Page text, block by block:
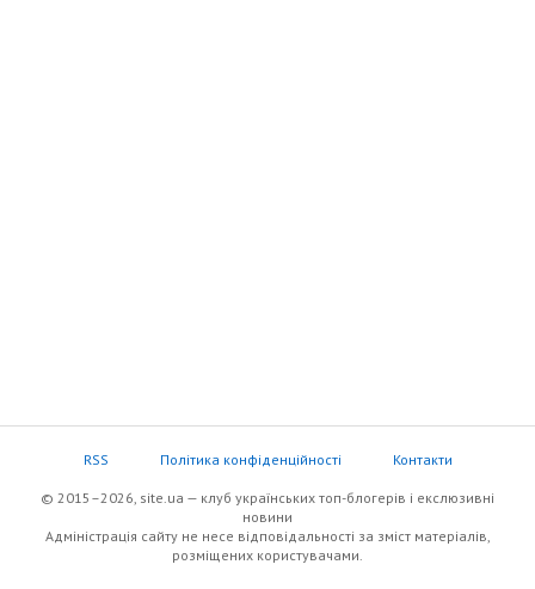
RSS Політика конфіденційності Контакти
© 2015–2026, site.ua — клуб українських топ-блогерів i екслюзивнi
новини
Адміністрація сайту не несе відповідальності за зміст матеріалів,
розміщених користувачами.